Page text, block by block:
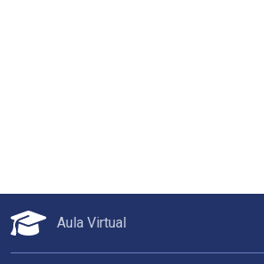
Aula Virtual